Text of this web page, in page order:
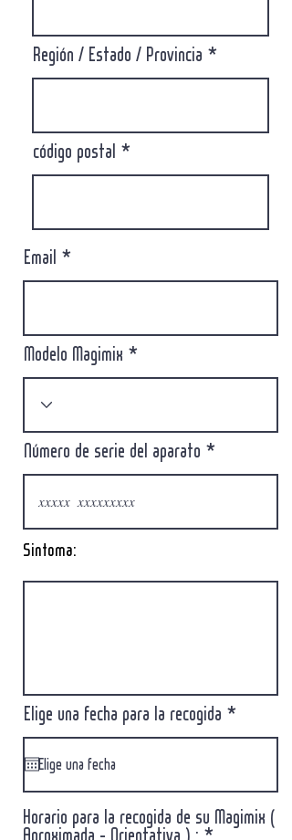
Región / Estado / Provincia
código postal
Email
Modelo Magimix
Número de serie del aparato
Sintoma:
Elige una fecha para la recogida *
i
e
Horario para la recogida de su Magimix (
Aproximada - Orientativa ) : *